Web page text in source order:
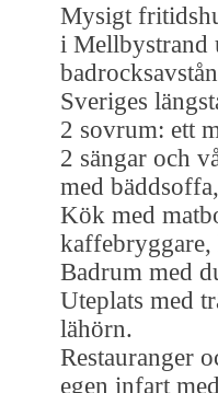
Mysigt
i Mellbystrand
Sveriges
2 sovrum: ett
2 sängar och
med
Kök med
Badrum med
Uteplats med
lähörn.
Restauranger
egen infart